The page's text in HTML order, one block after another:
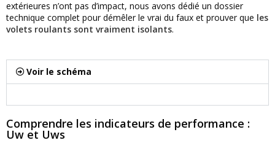
extérieures n’ont pas d’impact, nous avons dédié un dossier
technique complet pour démêler le vrai du faux et prouver que les
volets roulants sont vraiment isolants.
Voir le schéma
Comprendre les indicateurs de performance :
Uw et Uws